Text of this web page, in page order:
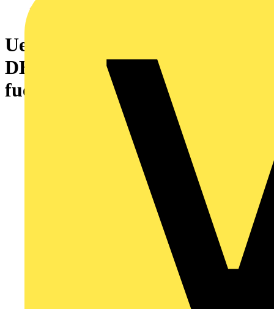
Ueberspannungsableiter Typ 2
DEHNguard MP Mehrpolig
fuer PV-Anlagen bis 1170V DC